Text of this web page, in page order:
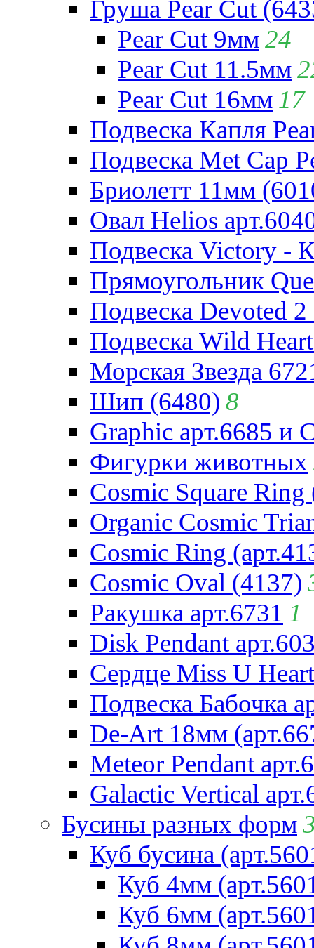
Груша Pear Cut
Pear Cut 9мм24
Pear Cut 11.5мм
Pear Cut 16мм 17
Подвеска Капля
Подвеска Met Cap
Бриолетт 11мм
Овал Helios
Подвеска Victory -
Прямоугольник
Подвеска Devoted
Подвеска Wild
Морская Звезда
Шип (6480) 8
Graphic арт.6685 и
Фигурки животных
Cosmic Square Ring
Organic Cosmic
Cosmic Ring
Cosmic Oval (4137)
Ракушка арт.6731 1
Disk Pendant
Сердце Miss U
Подвеска Бабочка
De-Art 18мм
Meteor Pendant
Galactic Vertical
Бусины разных форм
Куб бусина
Куб 4мм
Куб 6мм